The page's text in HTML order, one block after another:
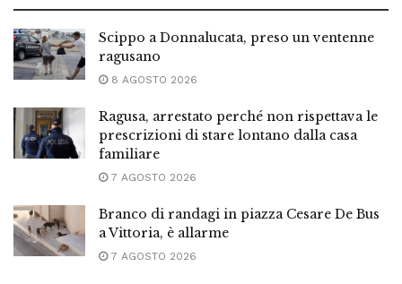
Scippo a Donnalucata, preso un ventenne
ragusano
8 AGOSTO 2026
Ragusa, arrestato perché non rispettava le
prescrizioni di stare lontano dalla casa
familiare
7 AGOSTO 2026
Branco di randagi in piazza Cesare De Bus
a Vittoria, è allarme
7 AGOSTO 2026